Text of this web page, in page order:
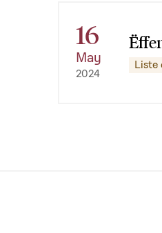
16
May
2024
Liste